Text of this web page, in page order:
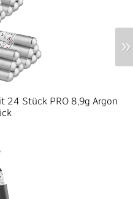
24 Stück PRO 8,9g Argon
»